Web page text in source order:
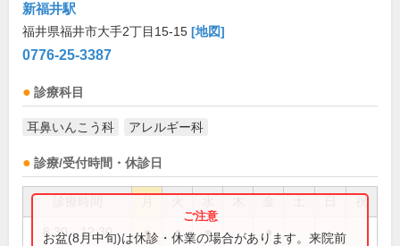
新福井駅
福井県福井市大手2丁目15-15 [地図]
0776-25-3387
診療科目
耳鼻いんこう科 アレルギー科
診療/受付時間・休診日
祝
8:30～12:30 ● ● ● ●
お盆(8月中旬)は休診・休業の場合があります。来院前